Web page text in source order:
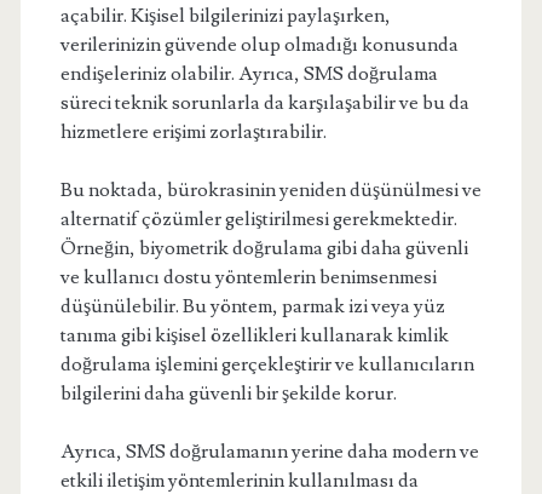
açabilir. Kişisel bilgilerinizi paylaşırken,
verilerinizin güvende olup olmadığı konusunda
endişeleriniz olabilir. Ayrıca, SMS doğrulama
süreci teknik sorunlarla da karşılaşabilir ve bu da
hizmetlere erişimi zorlaştırabilir.
Bu noktada, bürokrasinin yeniden düşünülmesi ve
alternatif çözümler geliştirilmesi gerekmektedir.
Örneğin, biyometrik doğrulama gibi daha güvenli
ve kullanıcı dostu yöntemlerin benimsenmesi
düşünülebilir. Bu yöntem, parmak izi veya yüz
tanıma gibi kişisel özellikleri kullanarak kimlik
doğrulama işlemini gerçekleştirir ve kullanıcıların
bilgilerini daha güvenli bir şekilde korur.
Ayrıca, SMS doğrulamanın yerine daha modern ve
etkili iletişim yöntemlerinin kullanılması da